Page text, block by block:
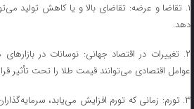
۱. تقاضا و عرضه: تقاضای بالا و یا کاهش تولید
دهد.
۲. تغییرات در اقتصاد جهانی: نوسانات در
عوامل اقتصادی می‌توانند قیمت طلا را تحت تأثیر
۳. تورم: زمانی که تورم افزایش می‌یابد،